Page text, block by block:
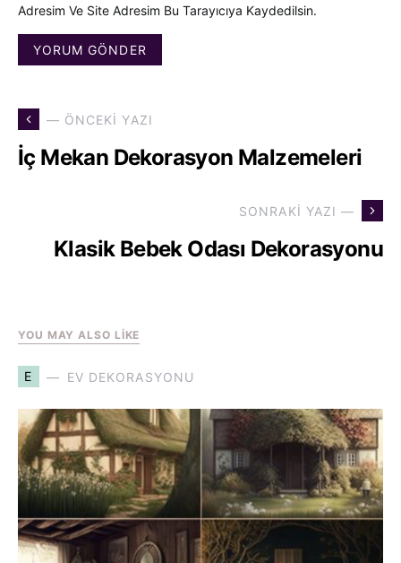
Adresim Ve Site Adresim Bu Tarayıcıya Kaydedilsin.
— ÖNCEKI YAZI
İç Mekan Dekorasyon Malzemeleri
SONRAKI YAZI —
Klasik Bebek Odası Dekorasyonu
YOU MAY ALSO LIKE
E EV DEKORASYONU